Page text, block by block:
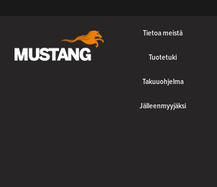
Tietoa meistä
Tuotetuki
Takuuohjelma
Jälleenmyyjäksi